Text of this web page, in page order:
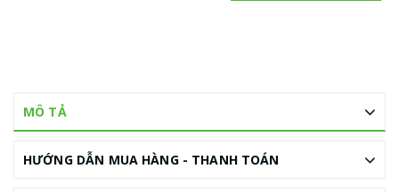
MÔ TẢ
HƯỚNG DẪN MUA HÀNG - THANH TOÁN